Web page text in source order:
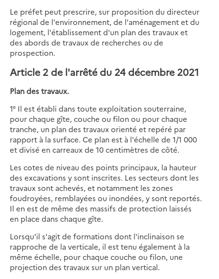
Le préfet peut prescrire, sur proposition du directeur
régional de l'environnement, de l'aménagement et du
logement, l'établissement d'un plan des travaux et
des abords de travaux de recherches ou de
prospection.
Article 2 de l'arrêté du 24 décembre 2021
Plan des travaux.
1° Il est établi dans toute exploitation souterraine,
pour chaque gîte, couche ou filon ou pour chaque
tranche, un plan des travaux orienté et repéré par
rapport à la surface. Ce plan est à l'échelle de 1/1 000
et divisé en carreaux de 10 centimètres de côté.
Les cotes de niveau des points principaux, la hauteur
des excavations y sont inscrites. Les secteurs dont les
travaux sont achevés, et notamment les zones
foudroyées, remblayées ou inondées, y sont reportés.
Il en est de même des massifs de protection laissés
en place dans chaque gîte.
Lorsqu'il s'agit de formations dont l'inclinaison se
rapproche de la verticale, il est tenu également à la
même échelle, pour chaque couche ou filon, une
projection des travaux sur un plan vertical.